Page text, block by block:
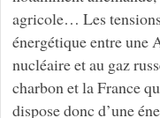
agricole… Les
énergétique entre une
nucléaire et au gaz
charbon et la France
dispose donc d’une